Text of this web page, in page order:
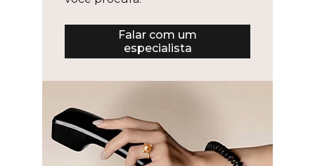
Falar com um
especialista